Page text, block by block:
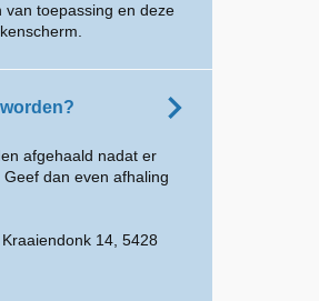
van toepassing en deze
afgehaald nadat er
dan even afhaling
14, 5428